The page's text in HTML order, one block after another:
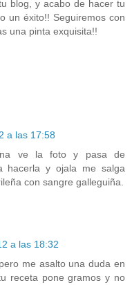
blog, y acabo de hacer tu
un éxito!! Seguiremos con
una pinta exquisita!!
a las 17:58
ve la foto y pasa de
hacerla y ojala me salga
con sangre galleguiña.
a las 18:32
me asalto una duda en
receta pone gramos y no